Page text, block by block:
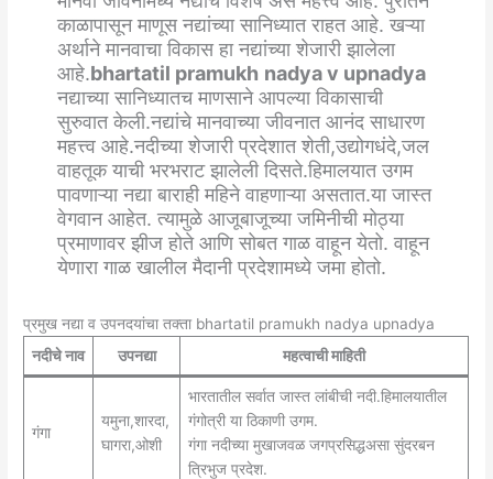
काळापासून माणूस नद्यांच्या सानिध्यात राहत आहे. खऱ्या
अर्थाने मानवाचा विकास हा नद्यांच्या शेजारी झालेला
आहे.bhartatil pramukh nadya v upnadya
नद्याच्या सानिध्यातच माणसाने आपल्या विकासाची
सुरुवात केली.नद्यांचे मानवाच्या जीवनात आनंद साधारण
महत्त्व आहे.नदीच्या शेजारी प्रदेशात शेती,उद्योगधंदे,जल
वाहतूक याची भरभराट झालेली दिसते.हिमालयात उगम
पावणाऱ्या नद्या बाराही महिने वाहणाऱ्या असतात.या जास्त
वेगवान आहेत. त्यामुळे आजूबाजूच्या जमिनीची मोठ्या
प्रमाणावर झीज होते आणि सोबत गाळ वाहून येतो. वाहून
येणारा गाळ खालील मैदानी प्रदेशामध्ये जमा होतो.
प्रमुख नद्या व उपनदयांचा तक्ता bhartatil pramukh nadya upnadya
नदीचे नाव
उपनद्या महत्वाची माहिती
गंगा
यमुना,शारदा,
घागरा,ओशी
भारतातील सर्वात जास्त लांबीची नदी.हिमालयातील
गंगोत्री या ठिकाणी उगम.
गंगा नदीच्या मुखाजवळ जगप्रसिद्धअसा सुंदरबन
त्रिभुज प्रदेश.